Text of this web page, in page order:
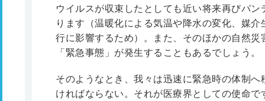
ウイルスが収束したとしても近い将来再びパ
ります（温暖化による気温や降水の変化、媒
行に影響するため）。また、そのほかの自然
「緊急事態」が発生することもあるでしょう。
そのようなとき、我々は迅速に緊急時の体制
ければならない。それが医療界としての使命